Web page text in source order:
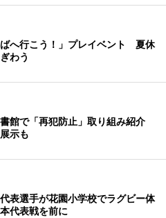
へ行こう！」プレイベント 夏休
わう
館で「再犯防止」取り組み紹介
示も
表選手が花園小学校でラグビー体
代表戦を前に